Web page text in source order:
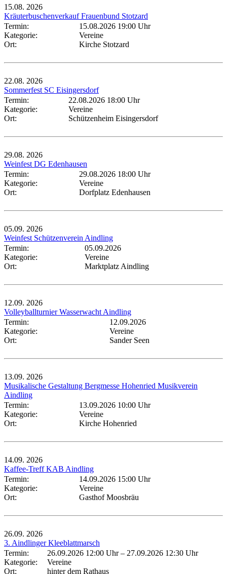
15.08. 2026
Kräuterbuschenverkauf Frauenbund Stotzard
Termin:
15.08.2026 19:00 Uhr
Kategorie:
Vereine
Ort:
Kirche Stotzard
22.08. 2026
Sommerfest SC Eisingersdorf
Termin:
22.08.2026 18:00 Uhr
Kategorie:
Vereine
Ort:
Schützenheim Eisingersdorf
29.08. 2026
Weinfest DG Edenhausen
Termin:
29.08.2026 18:00 Uhr
Kategorie:
Vereine
Ort:
Dorfplatz Edenhausen
05.09. 2026
Weinfest Schützenverein Aindling
Termin:
05.09.2026
Kategorie:
Vereine
Ort:
Marktplatz Aindling
12.09. 2026
Volleyballturnier Wasserwacht Aindling
Termin:
12.09.2026
Kategorie:
Vereine
Ort:
Sander Seen
13.09. 2026
Musikalische Gestaltung Bergmesse Hohenried Musikverein
Aindling
Termin:
13.09.2026 10:00 Uhr
Kategorie:
Vereine
Ort:
Kirche Hohenried
14.09. 2026
Kaffee-Treff KAB Aindling
Termin:
14.09.2026 15:00 Uhr
Kategorie:
Vereine
Ort:
Gasthof Moosbräu
26.09. 2026
3. Aindlinger Kleeblattmarsch
Termin:
26.09.2026 12:00 Uhr– 27.09.2026 12:30 Uhr
Kategorie:
Vereine
Ort:
hinter dem Rathaus